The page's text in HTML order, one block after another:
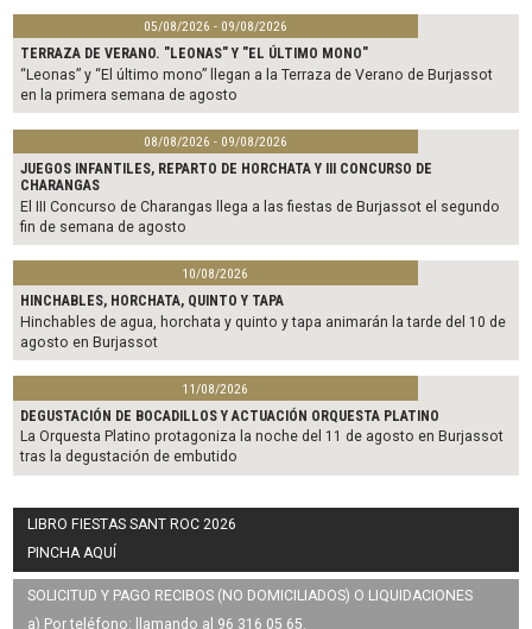
05/08/2026 - 09/08/2026
TERRAZA DE VERANO. "LEONAS" Y "EL ÚLTIMO MONO"
“Leonas” y “El último mono” llegan a la Terraza de Verano de Burjassot
en la primera semana de agosto
08/08/2026 - 09/08/2026
JUEGOS INFANTILES, REPARTO DE HORCHATA Y III CONCURSO DE
CHARANGAS
El III Concurso de Charangas llega a las fiestas de Burjassot el segundo
fin de semana de agosto
10/08/2026
HINCHABLES, HORCHATA, QUINTO Y TAPA
Hinchables de agua, horchata y quinto y tapa animarán la tarde del 10 de
agosto en Burjassot
11/08/2026
DEGUSTACIÓN DE BOCADILLOS Y ACTUACIÓN ORQUESTA PLATINO
La Orquesta Platino protagoniza la noche del 11 de agosto en Burjassot
tras la degustación de embutido
LIBRO FIESTAS SANT ROC 2026
PINCHA AQUÍ
SOLICITUD Y PAGO RECIBOS (NO DOMICILIADOS) O LIQUIDACIONES
a) Por teléfono: llamando al 96 316 05 65.